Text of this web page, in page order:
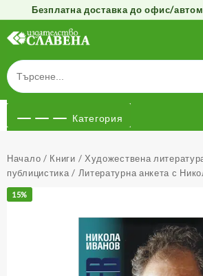
Безплатна доставка до офис/
съдържанието
Категория
Начало / Книги / Художествена
публицистика / Литературна анкета с
15%